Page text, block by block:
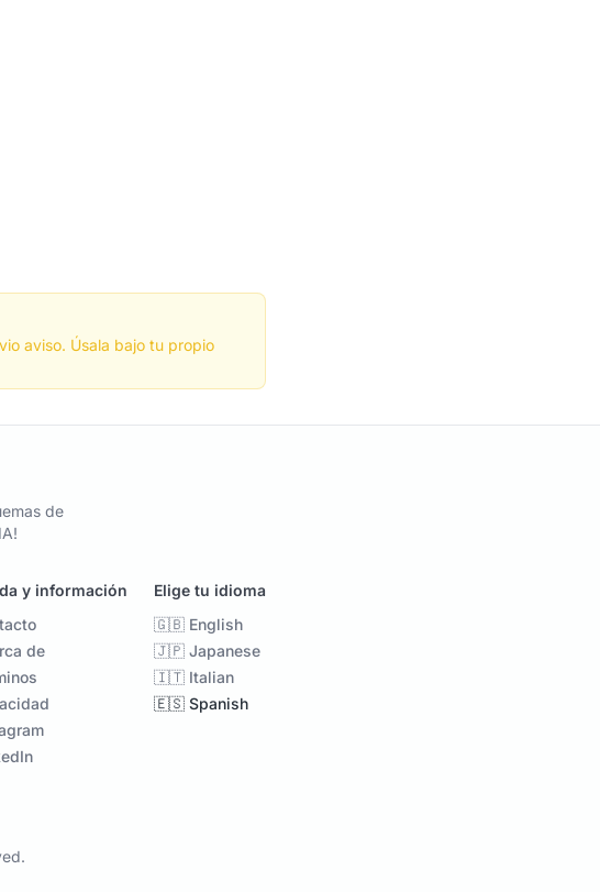
aviso. Úsala bajo tu propio
de
y información
de
Elige tu idioma
🇬🇧 English
🇯🇵 Japanese
🇮🇹 Italian
🇪🇸 Spanish